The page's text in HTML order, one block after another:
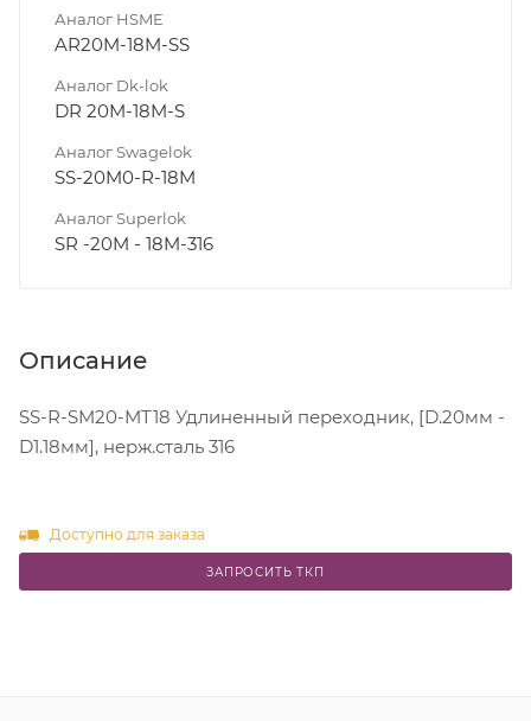
Аналог HSME
AR20M-18M-SS
Аналог Dk-lok
DR 20M-18M-S
Аналог Swagelok
SS-20M0-R-18M
Аналог Superlok
SR -20M - 18M-316
Описание
SS-R-SM20-MT18 Удлиненный переходник, [D.20мм -
D1.18мм], нерж.сталь 316
Доступно для заказа
ЗАПРОСИТЬ ТКП